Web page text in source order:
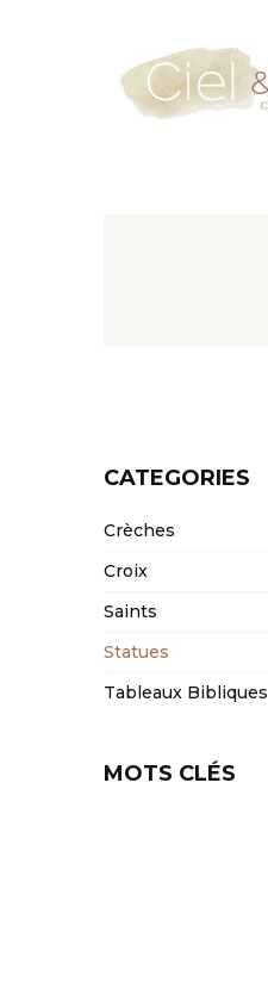
CATEGORIES
Crèches
Croix
Saints
Statues
Tableaux Bibliques
MOTS CLÉS